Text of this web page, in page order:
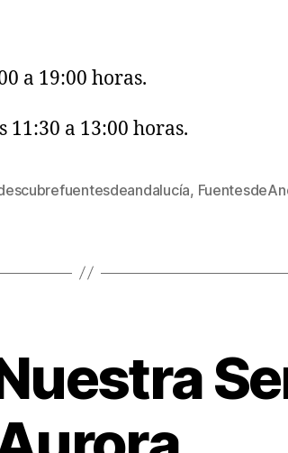
a 19:00 horas.
11:30 a 13:00 horas.
,